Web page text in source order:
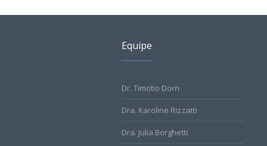
Equipe
Dr. Timotio Dorn
Dra. Karoline Rizzatti
Dra. Julia Borghetti